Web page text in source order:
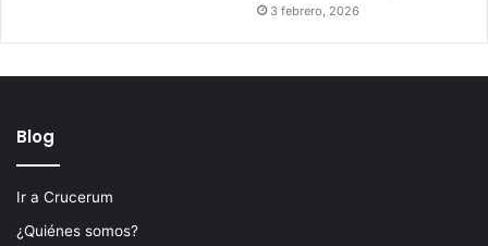
3 febrero, 2026
Blog
Ir a Crucerum
¿Quiénes somos?